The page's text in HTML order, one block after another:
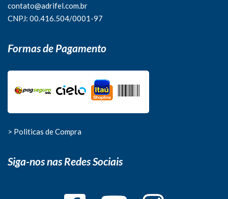
contato@adrifel.com.br
CNPJ: 00.416.504/0001-97
Formas de Pagamento
> Politicas de Compra
Siga-nos nas Redes Sociais